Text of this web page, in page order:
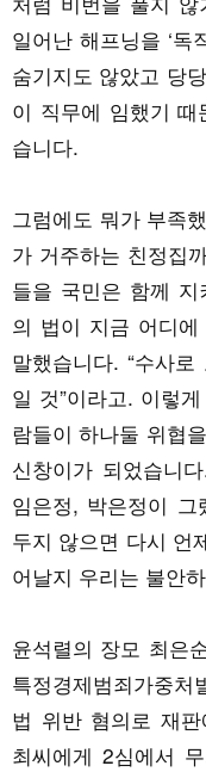
일어난 해프닝을 ‘독
숨기지도 않았고 당
이 직무에 임했기
습니다.
그럼에도 뭐가 부족
가 거주하는 친정집
들을 국민은 함께
의 법이 지금 어디
말했습니다. “수사
일 것”이라고. 이렇
람들이 하나둘 위협
신창이가 되었습니
임은정, 박은정이
두지 않으면 다시 언
어날지 우리는 불안
윤석렬의 장모 최은
특정경제범죄가중처
법 위반 혐의로 재
최씨에게 2심에서